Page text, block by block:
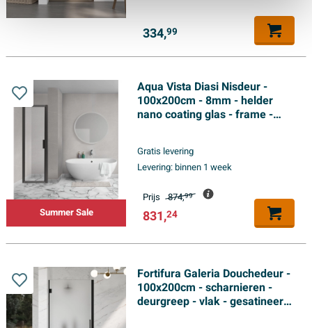
334,99
Summer Sale
Aqua Vista Diasi Nisdeur -
100x200cm - 8mm - helder
nano coating glas - frame -
Gratis levering
Levering:binnen 1 week
Prijs 874,99
831,24
Fortifura Galeria Douchedeur -
100x200cm - scharnieren -
deurgreep - vlak - gesatineerd